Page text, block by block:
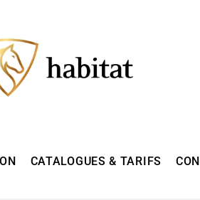
CATALOGUES & TARIFS